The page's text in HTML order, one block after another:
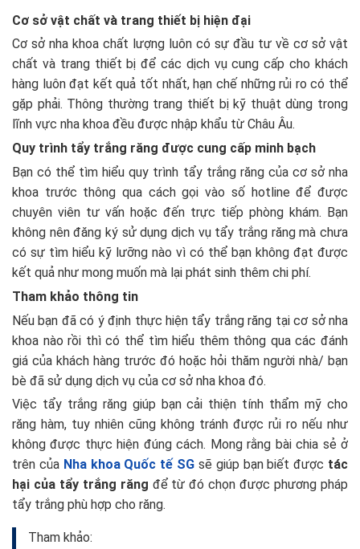
Cơ sở vật chất và trang thiết bị hiện đại
Cơ sở nha khoa chất lượng luôn có sự đầu tư về cơ sở vật
chất và trang thiết bị để các dịch vụ cung cấp cho khách
hàng luôn đạt kết quả tốt nhất, hạn chế những rủi ro có thể
gặp phải. Thông thường trang thiết bị kỹ thuật dùng trong
lĩnh vực nha khoa đều được nhập khẩu từ Châu Âu.
Quy trình tẩy trắng răng được cung cấp minh bạch
Bạn có thể tìm hiểu quy trình tẩy trắng răng của cơ sở nha
khoa trước thông qua cách gọi vào số hotline để được
chuyên viên tư vấn hoặc đến trực tiếp phòng khám. Bạn
không nên đăng ký sử dụng dịch vụ tẩy trắng răng mà chưa
có sự tìm hiểu kỹ lưỡng nào vì có thể bạn không đạt được
kết quả như mong muốn mà lại phát sinh thêm chi phí.
Tham khảo thông tin
Nếu bạn đã có ý định thực hiện tẩy trắng răng tại cơ sở nha
khoa nào rồi thì có thể tìm hiểu thêm thông qua các đánh
giá của khách hàng trước đó hoặc hỏi thăm người nhà/ bạn
bè đã sử dụng dịch vụ của cơ sở nha khoa đó.
Việc tẩy trắng răng giúp bạn cải thiện tính thẩm mỹ cho
răng hàm, tuy nhiên cũng không tránh được rủi ro nếu như
không được thực hiện đúng cách. Mong rằng bài chia sẻ ở
trên của Nha khoa Quốc tế SG sẽ giúp bạn biết được tác
hại của tẩy trắng răng để từ đó chọn được phương pháp
tẩy trắng phù hợp cho răng.
Tham khảo: